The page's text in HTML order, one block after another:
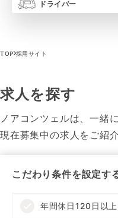
ドライバー
TOP 採用サイト
求人を探す
ノアコンツェルは、一緒
現在募集中の求人をご紹介
こだわり条件を設定す
年間休日120日以上